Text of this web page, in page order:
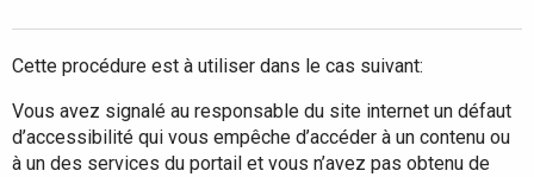
Cette procédure est à utiliser dans le cas suivant:
Vous avez signalé au responsable du site internet un défaut
d’accessibilité qui vous empêche d’accéder à un contenu ou
à un des services du portail et vous n’avez pas obtenu de